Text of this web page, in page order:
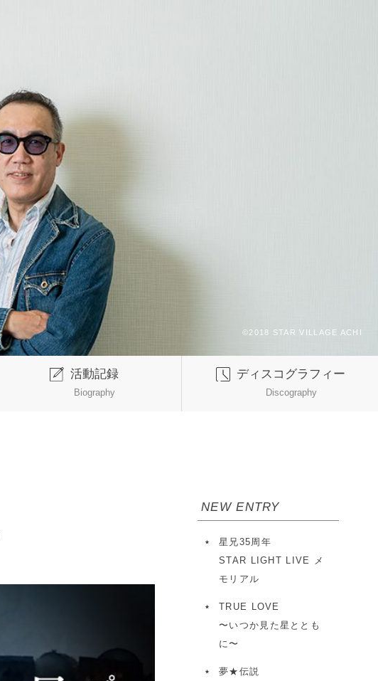
活動記録
Biography
ディスコグラフィー
Discography
NEW ENTRY
星兄35周年
STAR LIGHT LIVE メ
モリアル
TRUE LOVE
〜いつか見た星ととも
に〜
夢★伝説